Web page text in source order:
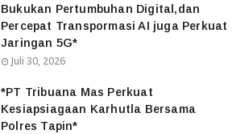
Bukukan Pertumbuhan Digital,dan
Percepat Transpormasi AI juga Perkuat
Jaringan 5G*
Juli 30, 2026
*PT Tribuana Mas Perkuat
Kesiapsiagaan Karhutla Bersama
Polres Tapin*